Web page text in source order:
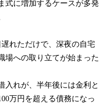
式に増加するケースが多発
遅れただけで、深夜の自宅
場への取り立てが始まった
入れが、半年後には金利と
万円を超える債務になっ